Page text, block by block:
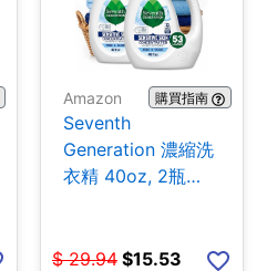
Amazon 購買指南
Seventh
Generation 濃縮洗
衣精 40oz, 2瓶
$ 29.94 $15.53